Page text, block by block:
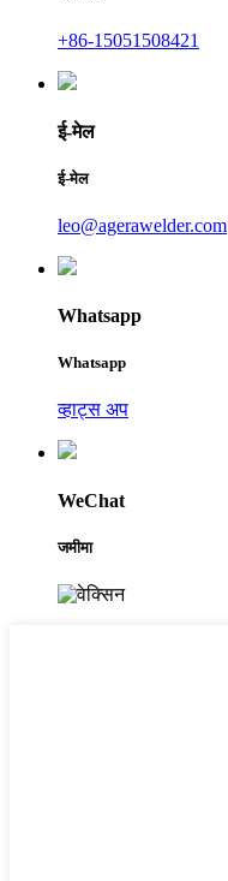
+86-15051508421
ई-मेल
ई-मेल
leo@agerawelder.com
Whatsapp
Whatsapp
व्हाट्स अप
WeChat
जमीमा